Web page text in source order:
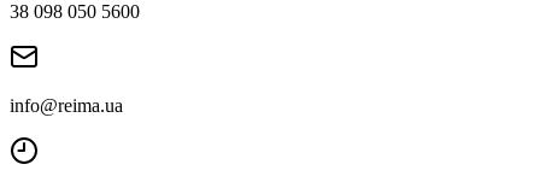
38 098 050 5600
info@reima.ua